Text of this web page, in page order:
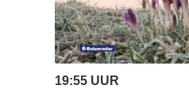
19:55 UUR